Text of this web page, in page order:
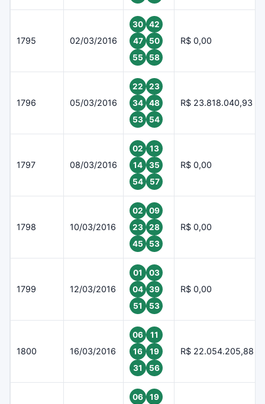
1795 02/03/2016
30
42
47
50
55
58
R$ 0,00
1796 05/03/2016
22
23
34
48
53
54
R$ 23.818.040,93
1797 08/03/2016
02
13
14
35
54
57
R$ 0,00
1798 10/03/2016
02
09
23
28
45
53
R$ 0,00
1799 12/03/2016
01
03
04
39
51
53
R$ 0,00
1800 16/03/2016
06
11
16
19
31
56
R$ 22.054.205,88
06
19